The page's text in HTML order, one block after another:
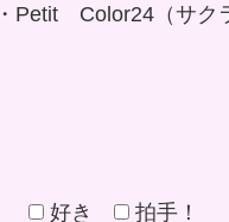
Petit Color24（サク
好き
拍手！